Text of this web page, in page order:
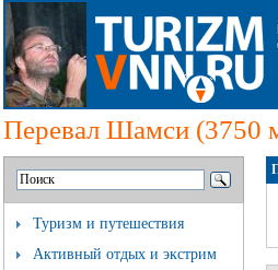
Перевал Шамси (3750
Туризм и путешествия
Активный отдых и экстрим